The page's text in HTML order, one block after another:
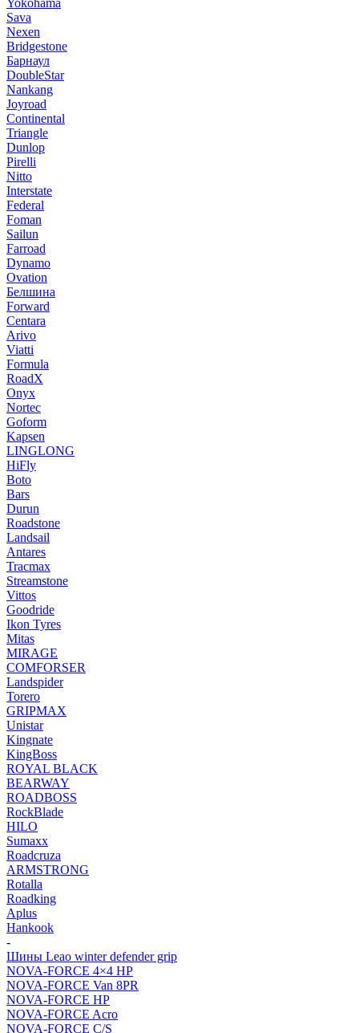
Yokohama
Sava
Nexen
Bridgestone
Барнаул
DoubleStar
Nankang
Joyroad
Continental
Triangle
Dunlop
Pirelli
Nitto
Interstate
Federal
Foman
Sailun
Farroad
Dynamo
Ovation
Белшина
Forward
Centara
Arivo
Viatti
Formula
RoadX
Onyx
Nortec
Goform
Kapsen
LINGLONG
HiFly
Boto
Bars
Durun
Roadstone
Landsail
Antares
Tracmax
Streamstone
Vittos
Goodride
Ikon Tyres
Mitas
MIRAGE
COMFORSER
Landspider
Torero
GRIPMAX
Unistar
Kingnate
KingBoss
ROYAL BLACK
BEARWAY
ROADBOSS
RockBlade
HILO
Sumaxx
Roadcruza
ARMSTRONG
Rotalla
Roadking
Aplus
Hankook
-
Шины Leao winter defender grip
NOVA-FORCE 4×4 HP
NOVA-FORCE Van 8PR
NOVA-FORCE HP
NOVA-FORCE Acro
NOVA-FORCE C/S